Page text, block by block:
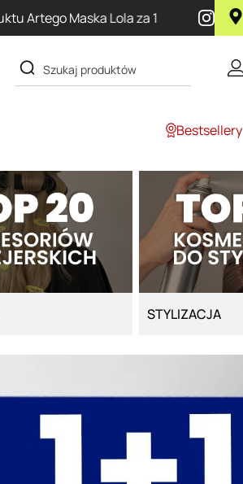
Bestsellery
STYLIZACJA